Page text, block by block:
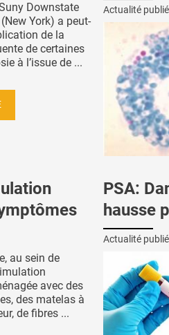
Downstate
York) a peut-
de la
de certaines
à l’issue de ...
Actualité
au sein de
avec des
des matelas à
de fibres ...
PSA:
hausse
Actualité